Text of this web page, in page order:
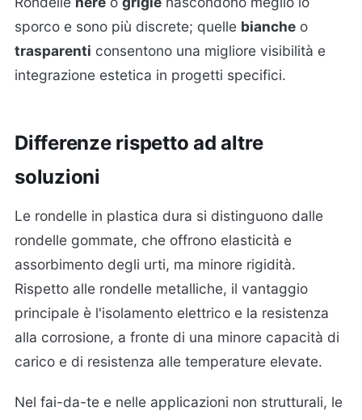
sporco e sono più discrete; quelle bianche o
trasparenti consentono una migliore visibilità e
integrazione estetica in progetti specifici.
Differenze rispetto ad altre
soluzioni
Le rondelle in plastica dura si distinguono dalle
rondelle gommate, che offrono elasticità e
assorbimento degli urti, ma minore rigidità.
Rispetto alle rondelle metalliche, il vantaggio
principale è l'isolamento elettrico e la resistenza
alla corrosione, a fronte di una minore capacità di
carico e di resistenza alle temperature elevate.
Nel fai-da-te e nelle applicazioni non strutturali, le